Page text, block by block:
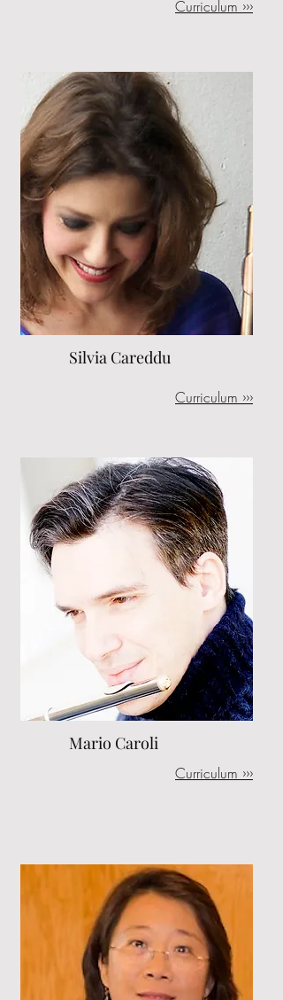
Curriculum ›››
Silvia Careddu
Curriculum ›››
Mario Caroli
Curriculum ›››